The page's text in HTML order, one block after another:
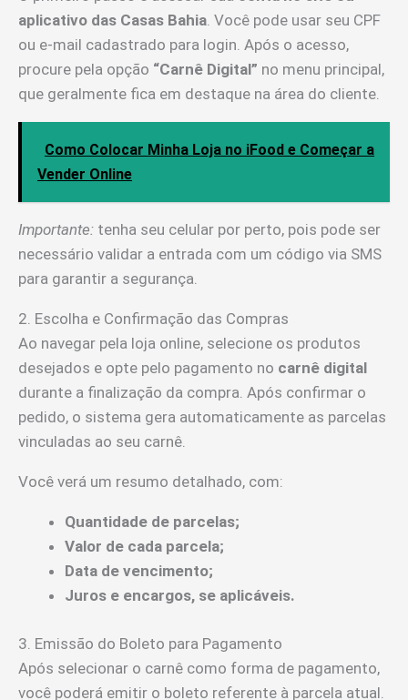
aplicativo das Casas Bahia. Você pode usar seu CPF
ou e-mail cadastrado para login. Após o acesso,
procure pela opção “Carnê Digital” no menu principal,
que geralmente fica em destaque na área do cliente.
Como Colocar Minha Loja no iFood e Começar a
Vender Online
Importante: tenha seu celular por perto, pois pode ser
necessário validar a entrada com um código via SMS
para garantir a segurança.
2. Escolha e Confirmação das Compras
Ao navegar pela loja online, selecione os produtos
desejados e opte pelo pagamento no carnê digital
durante a finalização da compra. Após confirmar o
pedido, o sistema gera automaticamente as parcelas
vinculadas ao seu carnê.
Você verá um resumo detalhado, com:
Quantidade de parcelas;
Valor de cada parcela;
Data de vencimento;
Juros e encargos, se aplicáveis.
3. Emissão do Boleto para Pagamento
Após selecionar o carnê como forma de pagamento,
você poderá emitir o boleto referente à parcela atual.